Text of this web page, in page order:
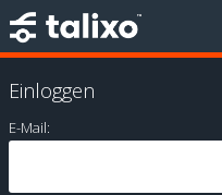
Einloggen
E-Mail: